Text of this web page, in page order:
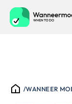
/WANNEER